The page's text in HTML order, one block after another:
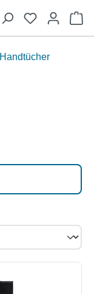
Handtücher